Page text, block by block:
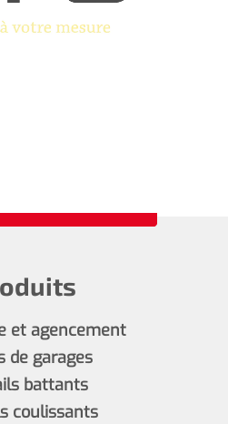
et agencement
de garages
battants
coulissants